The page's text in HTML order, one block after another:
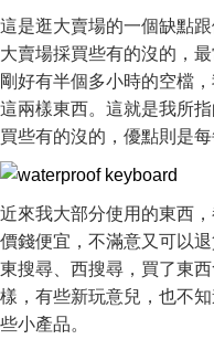
這是逛大賣場的一個缺點
大賣場採買些有的沒的，
剛好有半個多小時的空檔
這兩樣東西。這就是我所
買些有的沒的，優點則是
近來我大部分使用的東西
價錢便宜，不滿意又可以
東搜尋、西搜尋，買了東
樣，有些新玩意兒，也不
些小產品。